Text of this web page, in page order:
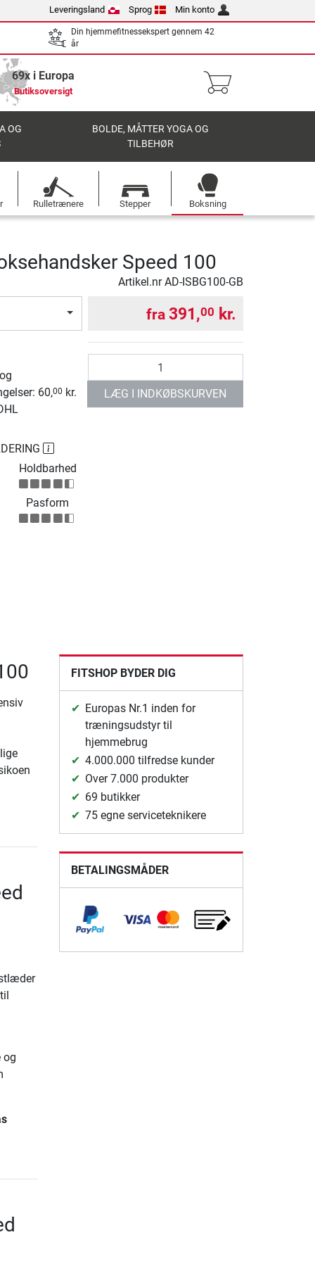
Leveringsland Sprog Min konto
Din hjemmefitnessekspert gennem 42
år
69x i Europa
Butiksoversigt
OG
BOLDE, MÅTTER YOGA OG
TILBEHØR
Rulletrænere Stepper Boksning
Speed 100
Artikel.nrAD-ISBG100-GB
60,00 kr.
fra 391,00 kr.
LÆG I INDKØBSKURVEN
Holdbarhed
Pasform
og
FITSHOP BYDER DIG
Europas Nr.1 inden for
træningsudstyr til
hjemmebrug
4.000.000 tilfredse kunder
Over 7.000 produkter
69 butikker
75 egne serviceteknikere
BETALINGSMÅDER